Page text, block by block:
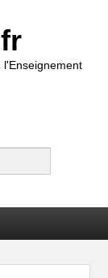
l'Enseignement